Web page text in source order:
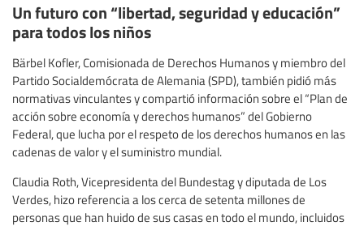
Un futuro con “libertad, seguridad y educación”
para todos los niños
Bärbel Kofler, Comisionada de Derechos Humanos y miembro del
Partido Socialdemócrata de Alemania (SPD), también pidió más
normativas vinculantes y compartió información sobre el “Plan de
acción sobre economía y derechos humanos” del Gobierno
Federal, que lucha por el respeto de los derechos humanos en las
cadenas de valor y el suministro mundial.
Claudia Roth, Vicepresidenta del Bundestag y diputada de Los
Verdes, hizo referencia a los cerca de setenta millones de
personas que han huido de sus casas en todo el mundo, incluidos